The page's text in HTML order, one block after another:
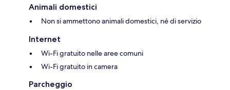
Animali domestici
Non si ammettono animali domestici, né di servizio
Internet
Wi-Fi gratuito nelle aree comuni
Wi-Fi gratuito in camera
Parcheggio